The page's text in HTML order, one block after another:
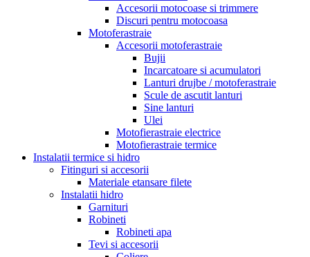
Accesorii motocoase si trimmere
Discuri pentru motocoasa
Motoferastraie
Accesorii motoferastraie
Bujii
Incarcatoare si acumulatori
Lanturi drujbe / motoferastraie
Scule de ascutit lanturi
Sine lanturi
Ulei
Motofierastraie electrice
Motofierastraie termice
Instalatii termice si hidro
Fitinguri si accesorii
Materiale etansare filete
Instalatii hidro
Garnituri
Robineti
Robineti apa
Tevi si accesorii